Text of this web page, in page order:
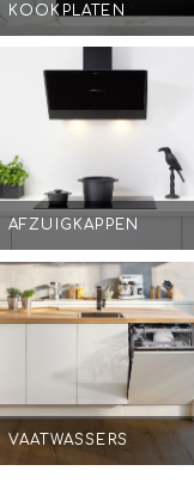
KOOKPLATEN
AFZUIGKAPPEN
VAATWASSERS